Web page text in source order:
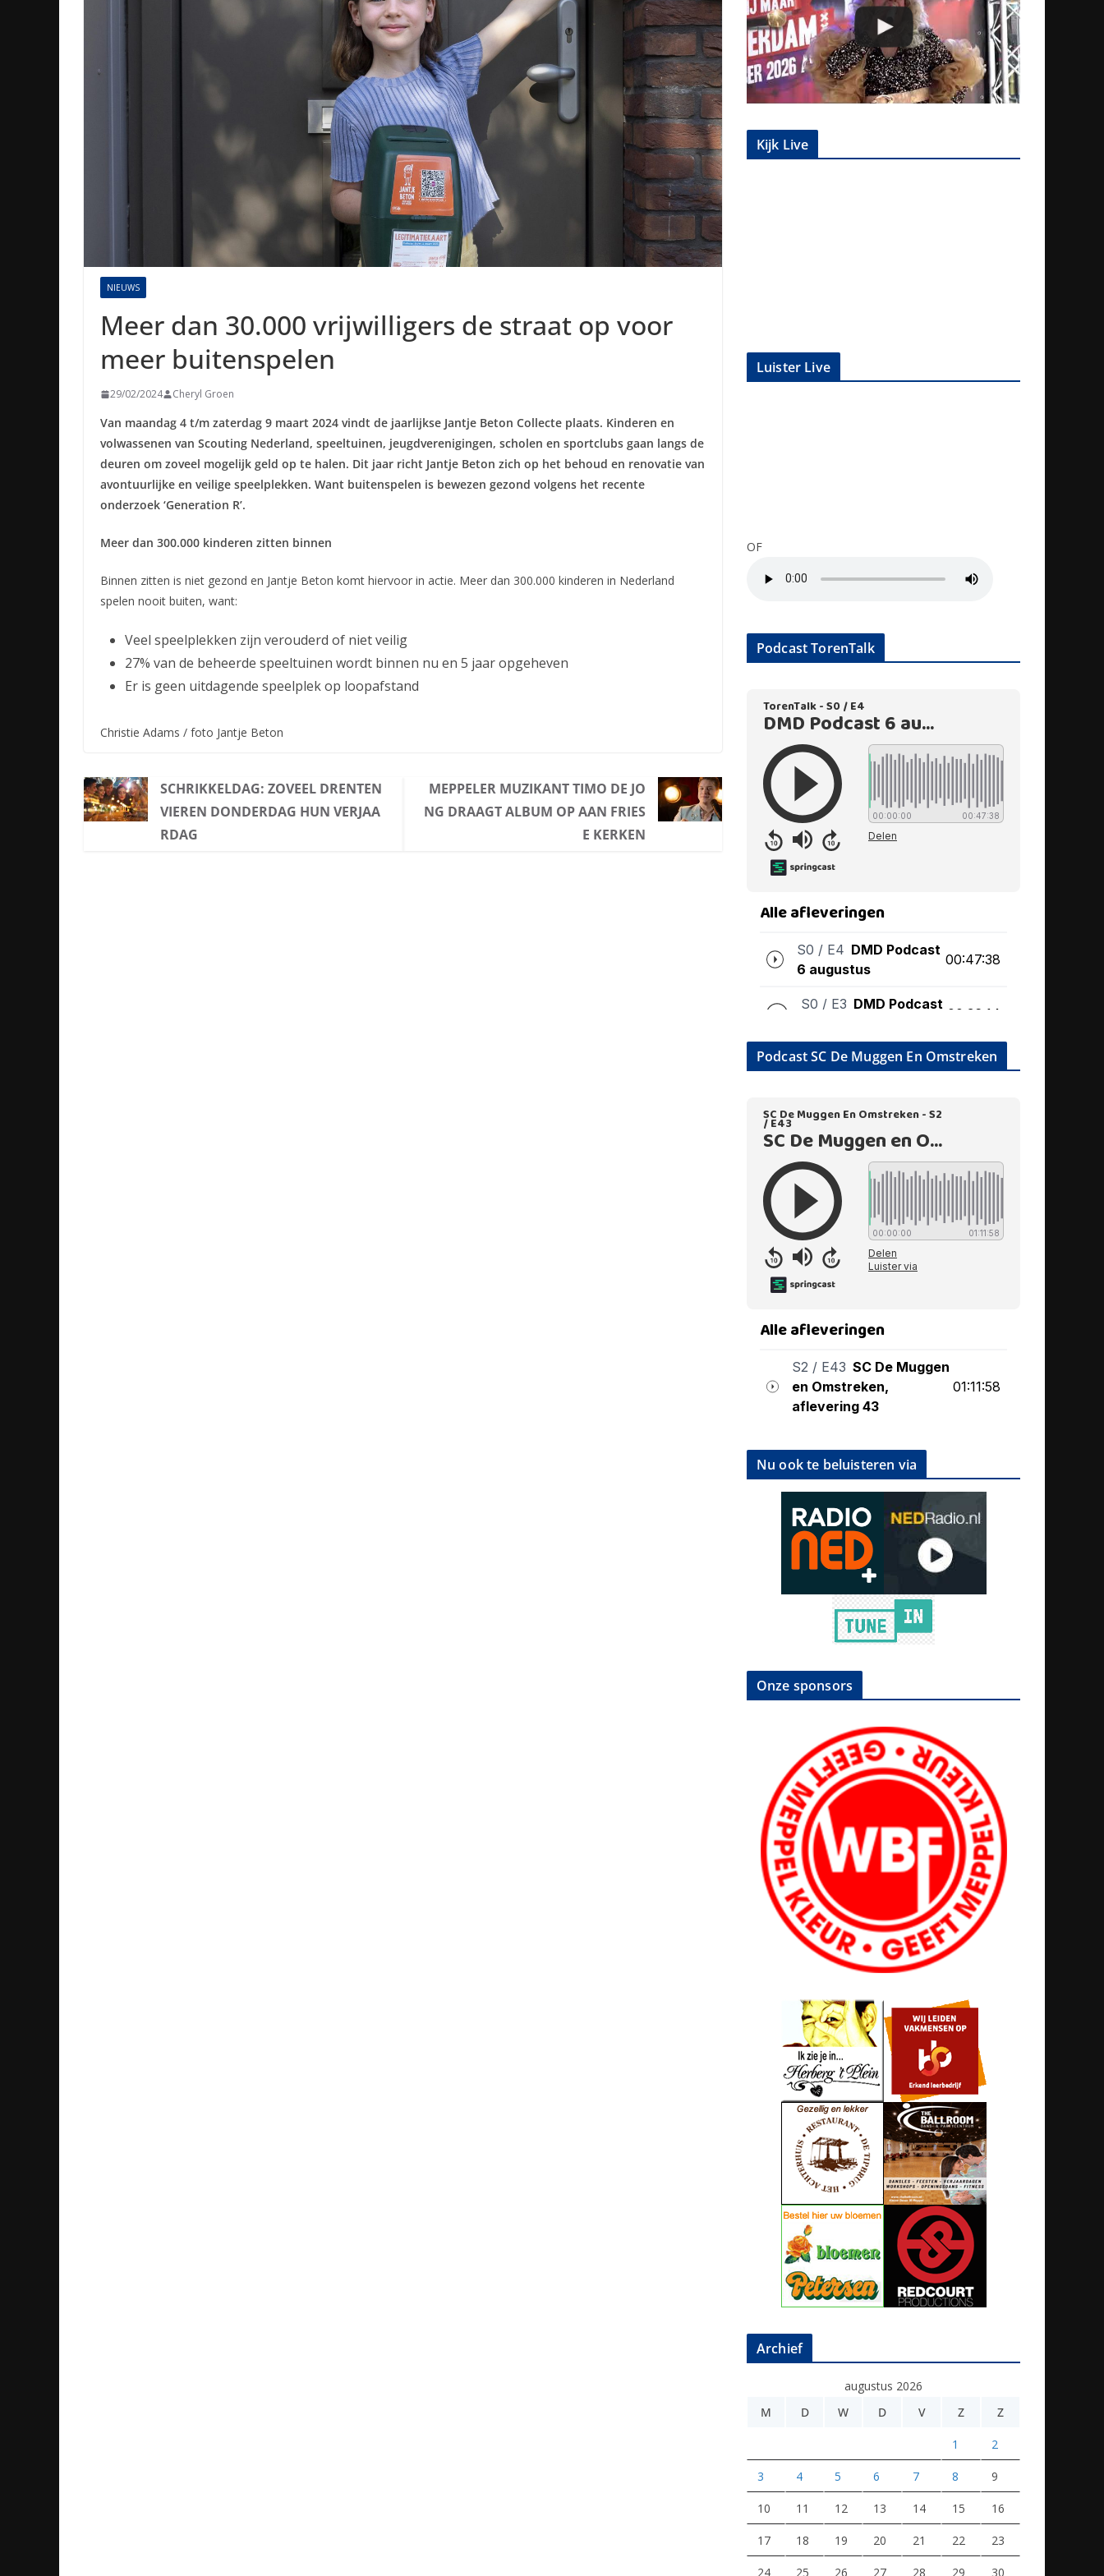
NIEUWS
Meer dan 30.000 vrijwilligers de straat op voor
meer buitenspelen
29/02/2024 Cheryl Groen
Van maandag 4 t/m zaterdag 9 maart 2024 vindt de jaarlijkse Jantje Beton Collecte plaats. Kinderen en
volwassenen van Scouting Nederland, speeltuinen, jeugdverenigingen, scholen en sportclubs gaan langs de
deuren om zoveel mogelijk geld op te halen. Dit jaar richt Jantje Beton zich op het behoud en renovatie van
avontuurlijke en veilige speelplekken. Want buitenspelen is bewezen gezond volgens het recente
onderzoek ‘Generation R’.
Meer dan 300.000 kinderen zitten binnen
Binnen zitten is niet gezond en Jantje Beton komt hiervoor in actie. Meer dan 300.000 kinderen in Nederland
spelen nooit buiten, want:
Veel speelplekken zijn verouderd of niet veilig
27% van de beheerde speeltuinen wordt binnen nu en 5 jaar opgeheven
Er is geen uitdagende speelplek op loopafstand
Christie Adams / foto Jantje Beton
SCHRIKKELDAG: ZOVEEL DRENTEN
VIEREN DONDERDAG HUN VERJAA
RDAG
MEPPELER MUZIKANT TIMO DE JO
NG DRAAGT ALBUM OP AAN FRIES
E KERKEN
Kijk Live
Luister Live
OF
Podcast TorenTalk
Podcast SC De Muggen En Omstreken
Nu ook te beluisteren via
Onze sponsors
Archief
augustus 2026
M
D W D V Z Z
1 2
3 4 5 6 7 8 9
10 11 12 13 14 15 16
17 18 19 20 21 22 23
24 25 26 27 28 29 30